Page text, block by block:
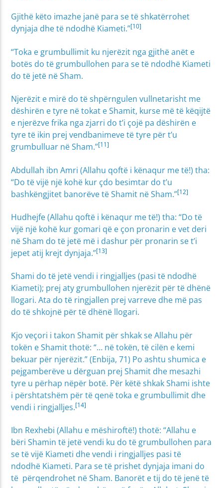
Gjithë këto imazhe janë para se të shkatërrohet
dynjaja dhe të ndodhë Kiameti.”[10]
“Toka e grumbullimit ku njerëzit nga gjithë anët e
botës do të grumbullohen para se të ndodhë Kiameti
do të jetë në Sham.
Njerëzit e mirë do të shpërngulen vullnetarisht me
dëshirën e tyre në tokat e Shamit, kurse më të këqijtë
e njerëzve frika nga zjarri do t’i çojë pa dëshirën e
tyre të ikin prej vendbanimeve të tyre për t’u
grumbulluar në Sham.”[11]
Abdullah ibn Amri (Allahu qoftë i kënaqur me të!) tha:
“Do të vijë një kohë kur çdo besimtar do t’u
bashkëngjitet banorëve të Shamit në Sham.”[12]
Hudhejfe (Allahu qoftë i kënaqur me të!) tha: “Do të
vijë një kohë kur gomari që e çon pronarin e vet deri
në Sham do të jetë më i dashur për pronarin se t’i
jepet atij krejt dynjaja.”[13]
Shami do të jetë vendi i ringjalljes (pasi të ndodhë
Kiameti); prej aty grumbullohen njerëzit për të dhënë
llogari. Ata do të ringjallen prej varreve dhe më pas
do të shkojnë për të dhënë llogari.
Kjo veçori i takon Shamit për shkak se Allahu për
tokën e Shamit thotë: “… në tokën, të cilën e kemi
bekuar për njerëzit.” (Enbija, 71) Po ashtu shumica e
pejgamberëve u dërguan prej Shamit dhe mesazhi
tyre u përhap nëpër botë. Për këtë shkak Shami ishte
i përshtatshëm për të qenë toka e grumbullimit dhe
vendi i ringjalljes.[14]
Ibn Rexhebi (Allahu e mëshiroftë!) thotë: “Allahu e
bëri Shamin të jetë vendi ku do të grumbullohen para
se të vijë Kiameti dhe vendi i ringjalljes pasi të
ndodhë Kiameti. Para se të prishet dynjaja imani do
të përqendrohet në Sham. Banorët e tij do të jenë të